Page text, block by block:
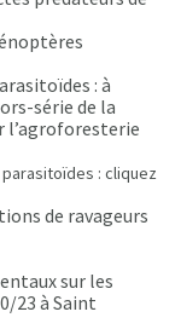
: à
série de la
l’agroforesterie
: cliquez
de ravageurs
sur les
23 à Saint